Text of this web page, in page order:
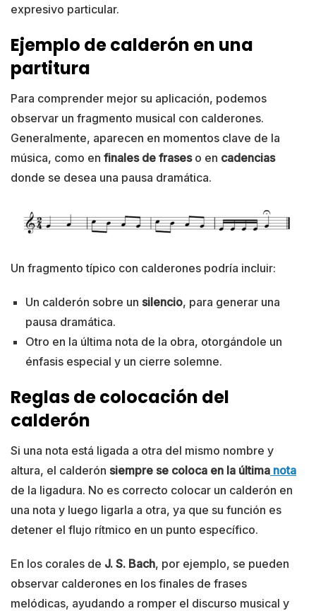
expresivo particular.
Ejemplo de calderón en una
partitura
Para comprender mejor su aplicación, podemos
observar un fragmento musical con calderones.
Generalmente, aparecen en momentos clave de la
música, como en finales de fraseso en cadencias
donde se desea una pausa dramática.
Un fragmento típico con calderones podría incluir:
Un calderón sobre un silencio, para generar una
pausa dramática.
Otro en la última nota de la obra, otorgándole un
énfasis especial y un cierre solemne.
Reglas de colocación del
calderón
Si una nota está ligada a otra del mismo nombre y
altura, el calderón siempre se coloca en la última nota
de la ligadura. No es correcto colocar un calderón en
una nota y luego ligarla a otra, ya que su función es
detener el flujo rítmico en un punto específico.
En los corales de J. S. Bach, por ejemplo, se pueden
observar calderones en los finales de frases
melódicas, ayudando a romper el discurso musical y